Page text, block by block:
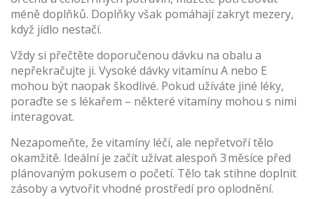
méně doplňků. Doplňky však pomáhají zakryt mezery,
když jídlo nestačí.
Vždy si přečtěte doporučenou dávku na obalu a
nepřekračujte ji. Vysoké dávky vitamínu A nebo E
mohou být naopak škodlivé. Pokud užíváte jiné léky,
poraďte se s lékařem – některé vitamíny mohou s nimi
interagovat.
Nezapomeňte, že vitamíny léčí, ale nepřetvoří tělo
okamžitě. Ideální je začít užívat alespoň 3 měsíce před
plánovaným pokusem o početí. Tělo tak stihne doplnit
zásoby a vytvořit vhodné prostředí pro oplodnění.